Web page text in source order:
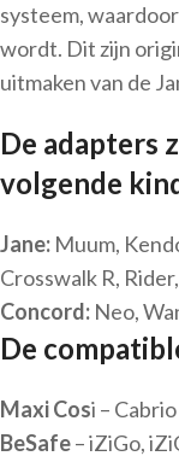
systeem,
wordt. Dit zijn
uitmaken van de
De adapters
volgende
Jane: Muum,
Crosswalk R,
Concord: Neo,
De
Maxi Cosi –
BeSafe– iZiGo,